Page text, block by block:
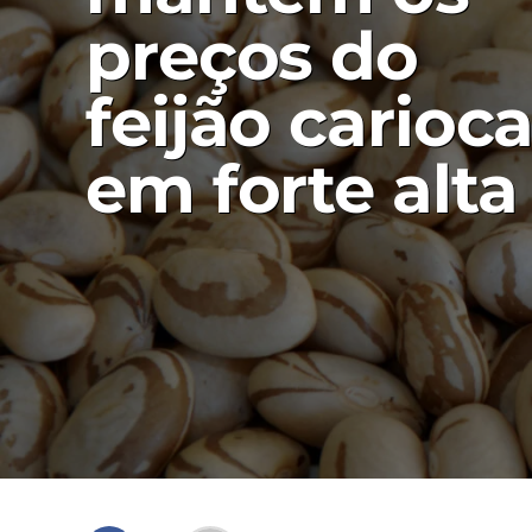
preços do
feijão
em forte alta